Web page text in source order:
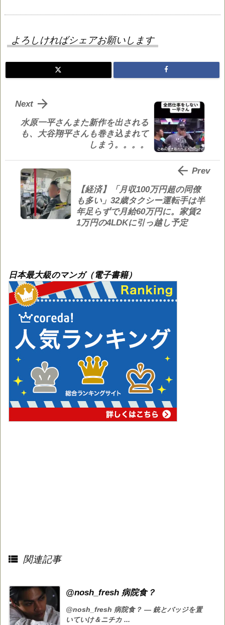
よろしければシェアお願いします
水原一平さんまた新作を出される
も、大谷翔平さんも巻き込まれて
しまう。。。。

Next
【経済】「月収100万円超の同僚
も多い」32歳タクシー運転手は半
年足らずで月給60万円に。家賃2
1万円の4LDKに引っ越し予定
 Prev
日本最大級のマンガ（電子書籍）
 関連記事
@nosh_fresh 病院食？
@nosh_fresh 病院食？ — 銃とバッジを置
いていけ＆ニチカ ...